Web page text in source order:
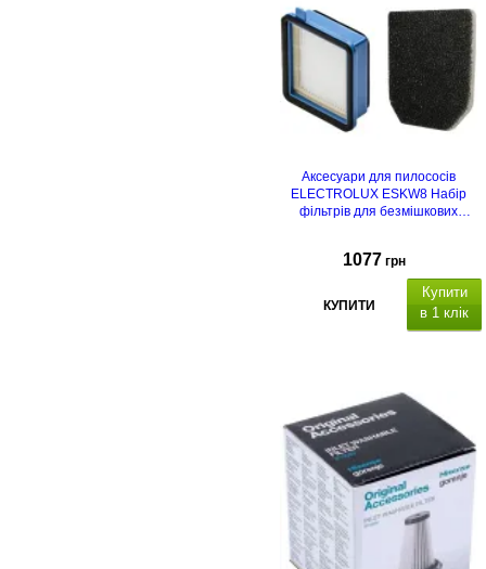
Аксесуари для пилососів
ELECTROLUX ESKW8 Набір
фільтрів для безмішкових
1077 грн
КУПИТИ
Купити
в 1 клік